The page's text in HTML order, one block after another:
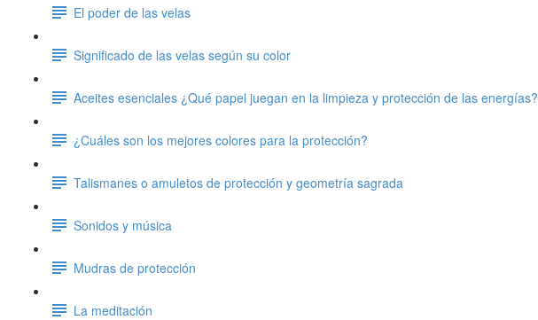
El poder de las velas
Significado de las velas según su color
Aceites esenciales ¿Qué papel juegan en la limpieza y protección de las energías?
¿Cuáles son los mejores colores para la protección?
Talismanes o amuletos de protección y geometría sagrada
Sonidos y música
Mudras de protección
La meditación